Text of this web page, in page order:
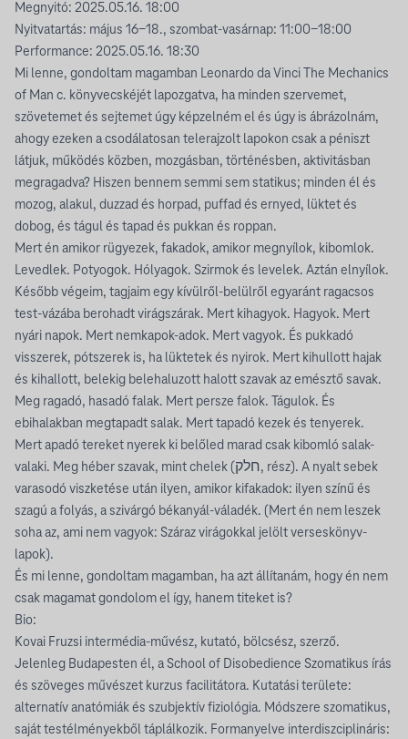
Megnyitó: 2025.05.16. 18:00
Nyitvatartás: május 16-18., szombat-vasárnap: 11:00-18:00
Performance: 2025.05.16. 18:30
Mi lenne, gondoltam magamban Leonardo da Vinci The Mechanics
of Man c. könyvecskéjét lapozgatva, ha minden szervemet,
szövetemet és sejtemet úgy képzelném el és úgy is ábrázolnám,
ahogy ezeken a csodálatosan telerajzolt lapokon csak a péniszt
látjuk, működés közben, mozgásban, történésben, aktivitásban
megragadva? Hiszen bennem semmi sem statikus; minden él és
mozog, alakul, duzzad és horpad, puffad és ernyed, lüktet és
dobog, és tágul és tapad és pukkan és roppan.
Mert én amikor rügyezek, fakadok, amikor megnyílok, kibomlok.
Levedlek. Potyogok. Hólyagok. Szirmok és levelek. Aztán elnyílok.
Később végeim, tagjaim egy kívülről-belülről egyaránt ragacsos
test-vázába berohadt virágszárak. Mert kihagyok. Hagyok. Mert
nyári napok. Mert nemkapok-adok. Mert vagyok. És pukkadó
visszerek, pótszerek is, ha lüktetek és nyirok. Mert kihullott hajak
és kihallott, belekig belehaluzott halott szavak az emésztő savak.
Meg ragadó, hasadó falak. Mert persze falok. Tágulok. És
ebihalakban megtapadt salak. Mert tapadó kezek és tenyerek.
Mert apadó tereket nyerek ki belőled marad csak kibomló salak-
valaki. Meg héber szavak, mint chelek (חלק, rész). A nyalt sebek
varasodó viszketése után ilyen, amikor kifakadok: ilyen színű és
szagú a folyás, a szivárgó békanyál-váladék. (Mert én nem leszek
soha az, ami nem vagyok: Száraz virágokkal jelölt verseskönyv-
lapok).
És mi lenne, gondoltam magamban, ha azt állítanám, hogy én nem
csak magamat gondolom el így, hanem titeket is?
Bio:
Kovai Fruzsi intermédia-művész, kutató, bölcsész, szerző.
Jelenleg Budapesten él, a School of Disobedience Szomatikus írás
és szöveges művészet kurzus facilitátora. Kutatási területe:
alternatív anatómiák és szubjektív fiziológia. Módszere szomatikus,
saját testélményekből táplálkozik. Formanyelve interdiszciplináris: